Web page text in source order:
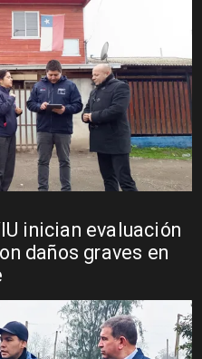
inician evaluación
daños graves en